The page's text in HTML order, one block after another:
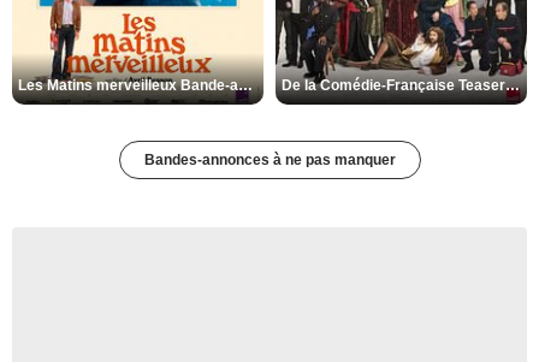
Les Matins merveilleux Bande-annonce VF De la Comédie-Française Teaser VF
Bandes-annonces à ne pas manquer